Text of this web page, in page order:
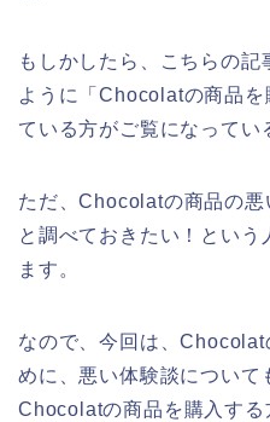
もしかしたら、こちらの記
ように「Chocolatの商品を
ている方がご覧になってい
ただ、Chocolatの商品の悪
と調べておきたい！という
ます。
なので、今回は、
めに、悪い体験談について
Chocolatの商品を購入する